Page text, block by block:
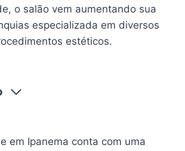
o salão vem aumentando sua
especializada em diversos
estéticos.
em Ipanema conta com uma